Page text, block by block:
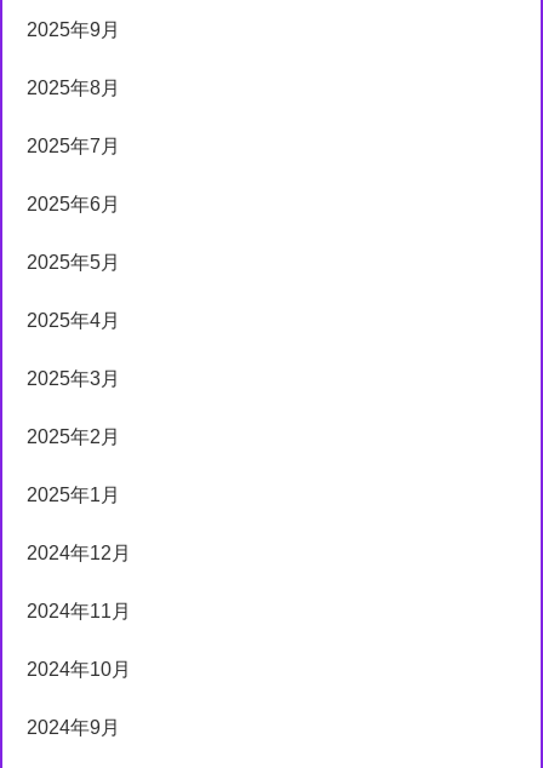
2025年9月
2025年8月
2025年7月
2025年6月
2025年5月
2025年4月
2025年3月
2025年2月
2025年1月
2024年12月
2024年11月
2024年10月
2024年9月